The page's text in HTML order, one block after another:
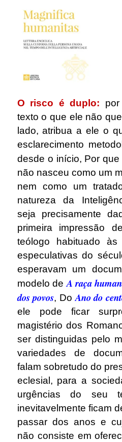
O risco é duplo:
texto o que ele não
lado, atribua a ele o
esclarecimento
desde o início, Por
não nasceu como um
nem como um
natureza da
seja precisamente
primeira impressão
teólogo habituado às
especulativas do
esperavam um
modelo deA raça
dos povos, DoAno do
ele pode ficar
magistério dos
ser distinguidas pelo
variedades de
falam sobretudo do
eclesial, para a
urgências do seu
inevitavelmente ficam
passar dos anos e
não consiste em